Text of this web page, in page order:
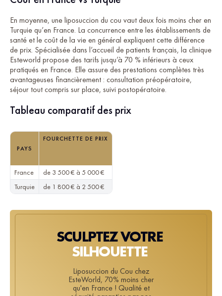
En moyenne, une liposuccion du cou vaut deux fois moins cher en
Turquie qu’en France. La concurrence entre les établissements de
santé et le coût de la vie en général expliquent cette différence
de prix. Spécialisée dans l’accueil de patients français, la clinique
Esteworld propose des tarifs jusqu’à 70 % inférieurs à ceux
pratiqués en France. Elle assure des prestations complètes très
avantageuses financièrement : consultation préopératoire,
séjour tout compris sur place, suivi postopératoire.
Tableau comparatif des prix
PAYS
FOURCHETTE DE PRIX
France
de 3 500 € à 5 000 €
Turquie
de 1 800 € à 2 500 €
SCULPTEZ VOTRE
SILHOUETTE
Liposuccion du Cou chez
EsteWorld, 70% moins cher
qu'en France ! Qualité et